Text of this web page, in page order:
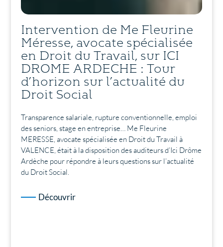
Intervention de Me Fleurine
Méresse, avocate spécialisée
en Droit du Travail, sur ICI
DROME ARDECHE : Tour
d’horizon sur l’actualité du
Droit Social
Transparence salariale, rupture conventionnelle, emploi
des seniors, stage en entreprise… Me Fleurine
MERESSE, avocate spécialisée en Droit du Travail à
VALENCE, était à la disposition des auditeurs d’Ici Drôme
Ardèche pour répondre à leurs questions sur l’actualité
du Droit Social.
Découvrir